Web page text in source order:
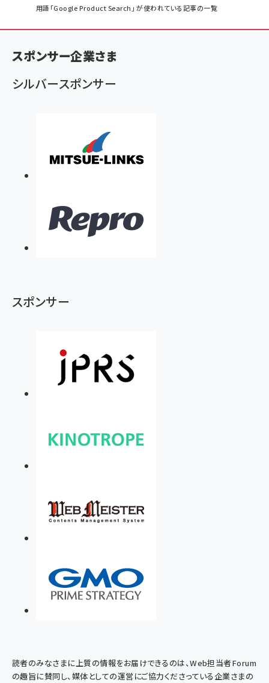
ン
く
ず
用語「Google Product Search」 が使われている記事の一覧
スポンサー企業さま
シルバースポンサー
スポンサー
読者のみなさまに上質の情報をお届けできるのは、Web担当者Forum
の趣旨に賛同し、媒体としての運営にご協力くださっている企業さまの